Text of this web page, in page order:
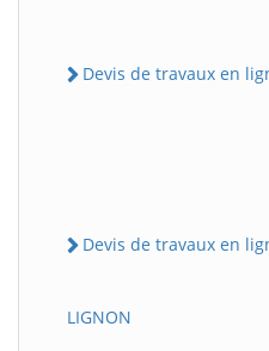
Devis de travaux en
Devis de travaux en
LIGNON